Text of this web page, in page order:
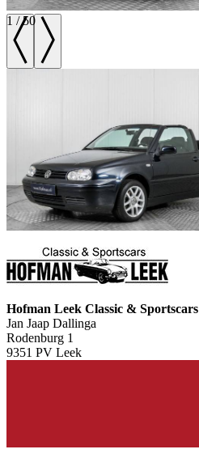
1 /50
Hofman Leek Classic & Sportscars
Jan Jaap Dallinga
Rodenburg 1
9351 PV Leek